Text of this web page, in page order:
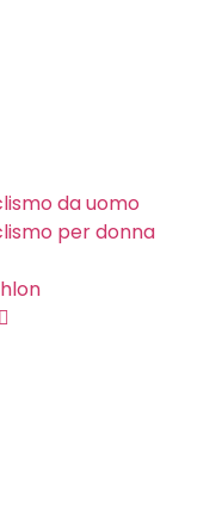
da uomo
per donna